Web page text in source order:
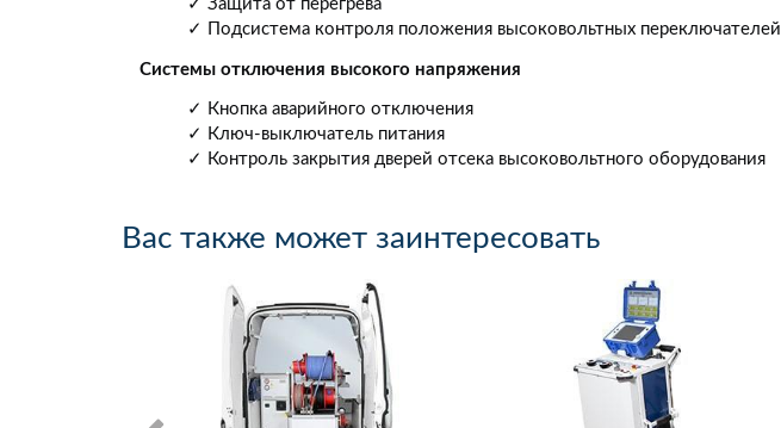
✓ Защита от перегрева
✓ Подсистема контроля положения высоковольтных переключателей
Системы отключения высокого напряжения
✓ Кнопка аварийного отключения
✓ Ключ-выключатель питания
✓ Контроль закрытия дверей отсека высоковольтного оборудования
Вас также может заинтересовать